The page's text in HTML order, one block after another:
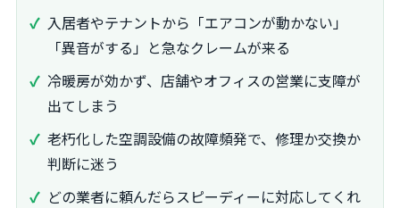
入居者やテナントから「エアコンが動かない」
「異音がする」と急なクレームが来る
冷暖房が効かず、店舗やオフィスの営業に支障が
出てしまう
老朽化した空調設備の故障頻発で、修理か交換か
判断に迷う
どの業者に頼んだらスピーディーに対応してくれ